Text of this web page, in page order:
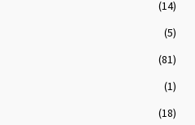
(14)
(5)
(81)
(1)
(18)